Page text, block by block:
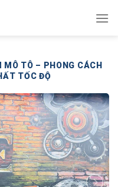
MÔ TÔ – PHONG CÁCH
TỐC ĐỘ